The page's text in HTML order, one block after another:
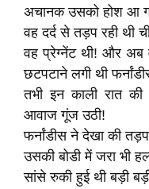
अचानक उसको होश आ
वह दर्द से तड़प रही थी
वह प्रेग्नेंट थी! और अब
छटपटाने लगी थी
तभी इन काली रात की
आवाज गूंज उठी!
फर्नांडीस ने देखा की
उसकी बोडी में जरा भी
सांसे रुकी हुई थी बड़ी